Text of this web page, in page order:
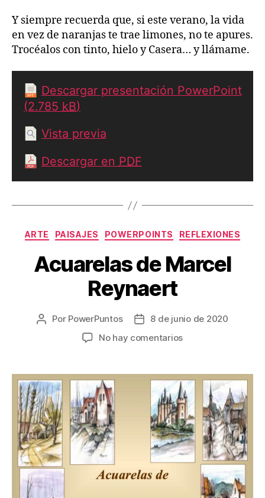
Y siempre recuerda que, si este verano, la vida
en vez de naranjas te trae limones, no te apures.
Trocéalos con tinto, hielo y Casera… y llámame.
Descargar presentación PowerPoint
(2.785 kB)
Vista previa
Descargar en PDF
Categorías
ARTE PAISAJES POWERPOINTS REFLEXIONES
Acuarelas de Marcel
Reynaert
Autor
Por PowerPuntos
Fecha8 de junio de 2020
No hay comentariosen
Marcel
Reynaert